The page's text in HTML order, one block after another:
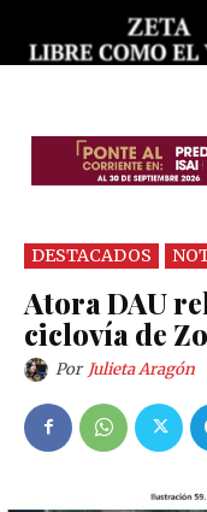
DESTACADOS
Atora DAU
ciclovía de
Por Julieta Aragón